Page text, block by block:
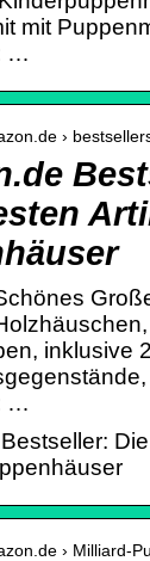
mit
…
›
inklusive
…
› Milliard-